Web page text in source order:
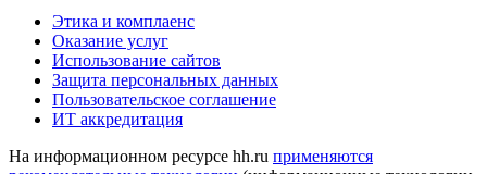
Этика и комплаенс
Оказание услуг
Использование сайтов
Защита персональных данных
Пользовательское соглашение
ИТ аккредитация
На информационном ресурсе hh.ru применяются